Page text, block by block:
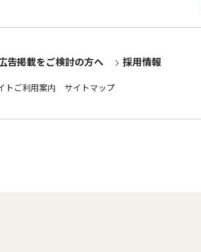
告掲載をご検討の方へ 採用情報
トご利用案内 サイトマップ